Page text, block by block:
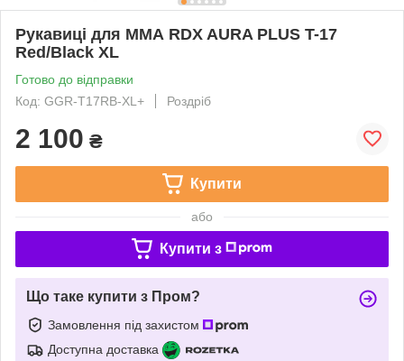
Рукавиці для ММА RDX AURA PLUS T-17
Red/Black XL
Готово до відправки
Код: GGR-T17RB-XL+
Роздріб
2 100 ₴
Купити
або
Купити з
Що таке купити з Пром?
Замовлення під захистом
Доступна доставка